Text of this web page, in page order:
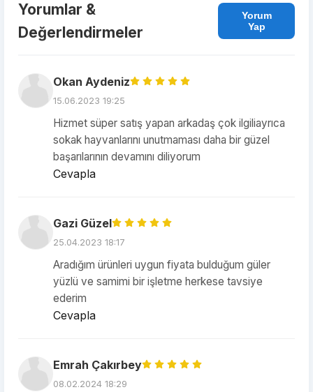
Yorumlar &
Değerlendirmeler
Yorum
Yap
Okan Aydeniz
15.06.2023 19:25
Hizmet süper satış yapan arkadaş çok ilgiliayrıca
sokak hayvanlarını unutmaması daha bir güzel
başarılarının devamını diliyorum
Cevapla
Gazi Güzel
25.04.2023 18:17
Aradığım ürünleri uygun fiyata bulduğum güler
yüzlü ve samimi bir işletme herkese tavsiye
ederim
Cevapla
Emrah Çakırbey
08.02.2024 18:29